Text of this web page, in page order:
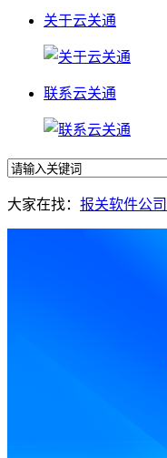
关于云关通
联系云关通
大家在找： 报关软件公司